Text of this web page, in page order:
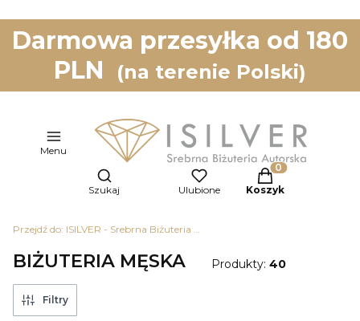
Darmowa przesyłka od 180
PLN
(na terenie Polski)
Menu
Otwórz wyszukiwarkę
Szukaj Ulubione
Produkty w
Koszyk
Przejdź do: ISILVER - Srebrna Biżuteria Autorska
BIŻUTERIA MĘSKA Produkty: 40
Filtry